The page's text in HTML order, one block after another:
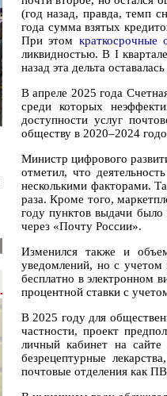
(год назад, правда, темп
года сумма взятых
При этом краткосрочные
ликвидностью. В I
назад эта дельта
В апреле 2025 года
среди которых
доступности услуг
обществу в 2020–2024
Министр цифрового
отметил, что
несколькими факторами.
раза. Кроме того,
году пунктов выдачи
через «Почту России».
Изменился также и
уведомлений, но с учетом
бесплатно в электронном
процентной ставки с
В 2025 году для
частности, проект
личный кабинет на
безрецептурные
почтовые отделения как